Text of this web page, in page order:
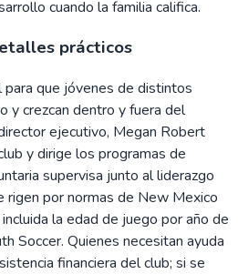
cuando la familia califica.
prácticos
que jóvenes de distintos
y crezcan dentro y fuera del
ejecutivo, Megan Robert
y dirige los programas de
supervisa junto al liderazgo
rigen por normas de New Mexico
la edad de juego por año de
Soccer. Quienes necesitan ayuda
financiera del club; si se